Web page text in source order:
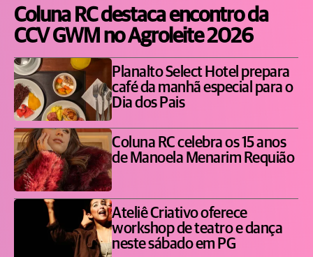
Coluna RC destaca encontro da
CCV GWM no Agroleite 2026
Planalto Select Hotel prepara
café da manhã especial para o
Dia dos Pais
Coluna RC celebra os 15 anos
de Manoela Menarim Requião
Ateliê Criativo oferece
workshop de teatro e dança
neste sábado em PG